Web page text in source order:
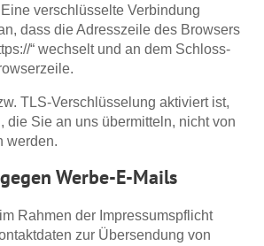
verschlüsselte Verbindung
dass die Adresszeile des Browsers
“ wechselt und an dem Schloss-
TLS-Verschlüsselung aktiviert ist,
die Sie an uns übermitteln, nicht von
werden.
Werbe-E-Mails
Rahmen der Impressumspflicht
zur Übersendung von